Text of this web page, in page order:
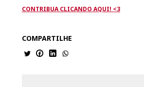
CONTRIBUA CLICANDO AQUI! <3
COMPARTILHE